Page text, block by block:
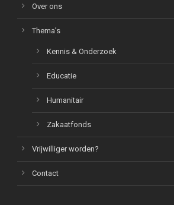
Over ons
Thema’s
Kennis & Onderzoek
Educatie
Humanitair
Zakaatfonds
Vrijwilliger worden?
Contact